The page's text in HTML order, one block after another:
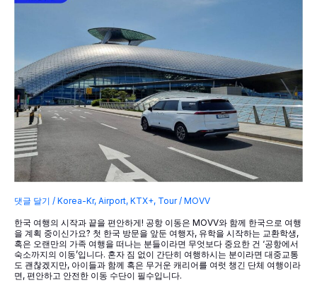
도
댓글 달기 / Korea-Kr, Airport, KTX+, Tour/ MOVV
한국 여행의 시작과 끝을 편안하게! 공항 이동은 MOVV와 함께 한국으로 여행
을 계획 중이신가요? 첫 한국 방문을 앞둔 여행자, 유학을 시작하는 교환학생,
혹은 오랜만의 가족 여행을 떠나는 분들이라면 무엇보다 중요한 건 ‘공항에서
숙소까지의 이동’입니다. 혼자 짐 없이 간단히 여행하시는 분이라면 대중교통
도 괜찮겠지만, 아이들과 함께 혹은 무거운 캐리어를 여럿 챙긴 단체 여행이라
면, 편안하고 안전한 이동 수단이 필수입니다.